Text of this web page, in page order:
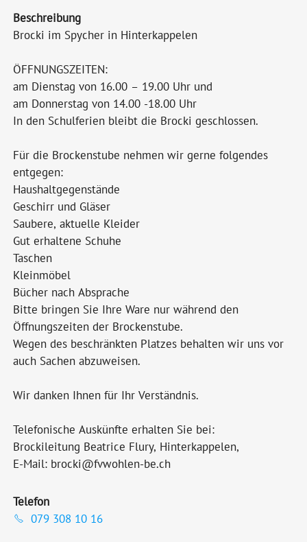
Beschreibung
Brocki im Spycher in Hinterkappelen
ÖFFNUNGSZEITEN:
am Dienstag von 16.00 – 19.00 Uhr und
am Donnerstag von 14.00 -18.00 Uhr
In den Schulferien bleibt die Brocki geschlossen.
Für die Brockenstube nehmen wir gerne folgendes
entgegen:
Haushaltgegenstände
Geschirr und Gläser
Saubere, aktuelle Kleider
Gut erhaltene Schuhe
Taschen
Kleinmöbel
Bücher nach Absprache
Bitte bringen Sie Ihre Ware nur während den
Öffnungszeiten der Brockenstube.
Wegen des beschränkten Platzes behalten wir uns vor
auch Sachen abzuweisen.
Wir danken Ihnen für Ihr Verständnis.
Telefonische Auskünfte erhalten Sie bei:
Brockileitung Beatrice Flury, Hinterkappelen,
E-Mail: brocki@fvwohlen-be.ch
Telefon
079 308 10 16